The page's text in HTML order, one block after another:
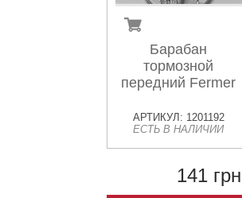
Барабан
тормозной
передний Fermer
АРТИКУЛ: 1201192
ЕСТЬ В НАЛИЧИИ
141